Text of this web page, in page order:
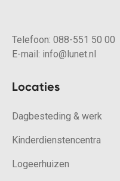
Telefoon: 088-551 50 00
E-mail: info@lunet.nl
Locaties
Dagbesteding & werk
Kinderdienstencentra
Logeerhuizen